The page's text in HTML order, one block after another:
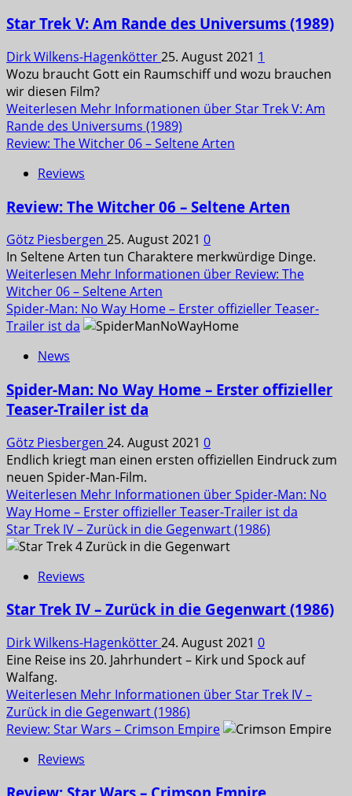
Star Trek V: Am Rande des Universums (1989)
Dirk Wilkens-Hagenkötter25. August 2021 1
Wozu braucht Gott ein Raumschiff und wozu brauchen
wir diesen Film?
Weiterlesen Mehr Informationen über Star Trek V: Am
Rande des Universums (1989)
Review: The Witcher 06 – Seltene Arten
Reviews
Review: The Witcher 06 – Seltene Arten
Götz Piesbergen 25. August 2021 0
In Seltene Arten tun Charaktere merkwürdige Dinge.
Weiterlesen Mehr Informationen über Review: The
Witcher 06 – Seltene Arten
Spider-Man: No Way Home – Erster offizieller Teaser-
Trailer ist da
News
Spider-Man: No Way Home – Erster offizieller
Teaser-Trailer ist da
Götz Piesbergen 24. August 2021 0
Endlich kriegt man einen ersten offiziellen Eindruck zum
neuen Spider-Man-Film.
Weiterlesen Mehr Informationen über Spider-Man: No
Way Home – Erster offizieller Teaser-Trailer ist da
Star Trek IV – Zurück in die Gegenwart (1986)
Reviews
Star Trek IV – Zurück in die Gegenwart (1986)
Dirk Wilkens-Hagenkötter24. August 2021 0
Eine Reise ins 20. Jahrhundert – Kirk und Spock auf
Walfang.
Weiterlesen Mehr Informationen über Star Trek IV –
Zurück in die Gegenwart (1986)
Review: Star Wars – Crimson Empire
Reviews